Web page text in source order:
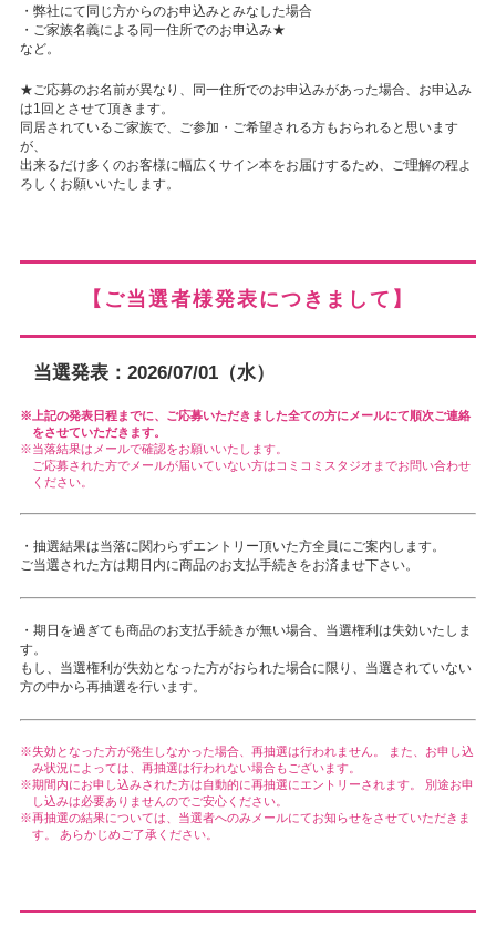
・弊社にて同じ方からのお申込みとみなした場合
・ご家族名義による同一住所でのお申込み★
など。
★ご応募のお名前が異なり、同一住所でのお申込みがあった場合、お申込み
は1回とさせて頂きます。
同居されているご家族で、ご参加・ご希望される方もおられると思います
が、
出来るだけ多くのお客様に幅広くサイン本をお届けするため、ご理解の程よ
ろしくお願いいたします。
【ご当選者様発表につきまして】
当選発表：2026/07/01（水）
上記の発表日程までに、ご応募いただきました全ての方にメールにて順次ご連絡
をさせていただきます。
当落結果はメールで確認をお願いいたします。
ご応募された方でメールが届いていない方はコミコミスタジオまでお問い合わせ
ください。
・抽選結果は当落に関わらずエントリー頂いた方全員にご案内します。
ご当選された方は期日内に商品のお支払手続き をお済ませ下さい。
・期日を過ぎても商品のお支払手続きが無い場合、当選権利は失効いたしま
す。
もし、当選権利が失効となった方がおられた場合に限り、当選されていない
方の中から再抽選を行います。
失効となった方が発生しなかった場合、再抽選は行われません。 また、お申し込
み状況によっては、再抽選は行われない場合もございます。
期間内にお申し込みされた方は自動的に再抽選にエントリーされます。 別途お申
し込みは必要ありませんのでご安心ください。
再抽選の結果については、当選者へのみメールにてお知らせをさせていただきま
す。 あらかじめご了承ください。